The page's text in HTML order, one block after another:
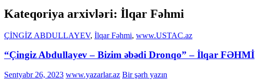
Kateqoriya arxivləri: İlqar Fəhmi
ÇİNGİZ ABDULLAYEV, İlqar Fəhmi, www.USTAC.az
“Çingiz Abdullayev – Bizim əbədi Dronqo” – İlqar FƏHMİ
Sentyabr 26, 2023 www.yazarlar.az Bir şərh yazın